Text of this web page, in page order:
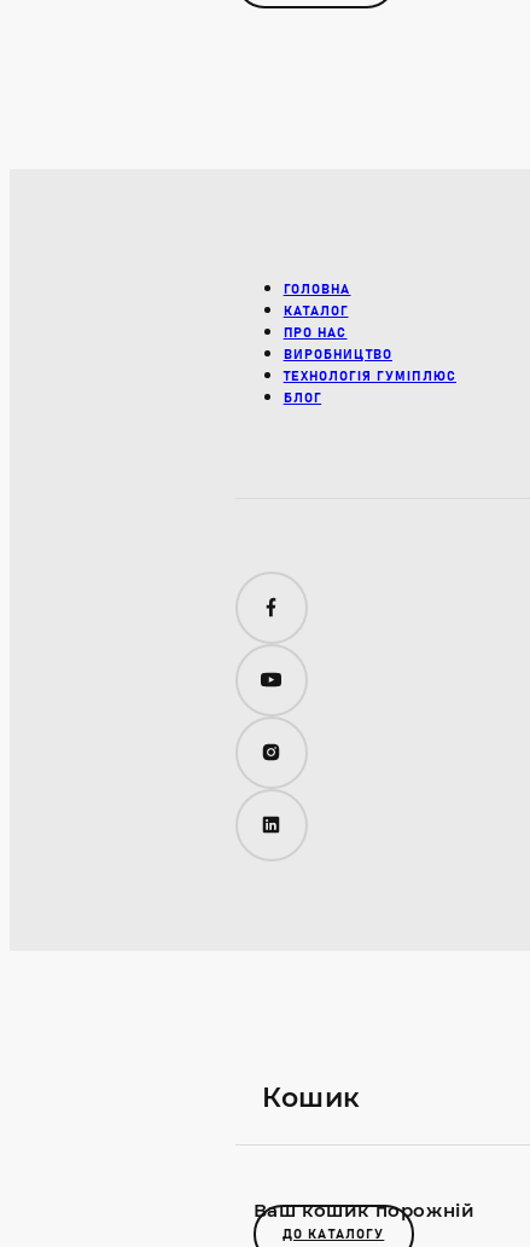
ГОЛОВНА
КАТАЛОГ
ПРО НАС
ВИРОБНИЦТВО
ТЕХНОЛОГІЯ ГУМІПЛЮС
БЛОГ
Facebook
YouTube
Instagram
LinkedIn
Кошик
Ваш кошик порожній
ДО КАТАЛОГУ